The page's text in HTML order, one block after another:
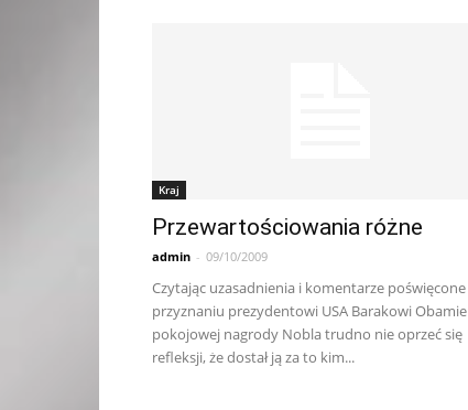
Kraj
Przewartościowania różne
admin - 09/10/2009
Czytając uzasadnienia i komentarze poświęcone
przyznaniu prezydentowi USA Barakowi Obamie
pokojowej nagrody Nobla trudno nie oprzeć się
refleksji, że dostał ją za to kim...